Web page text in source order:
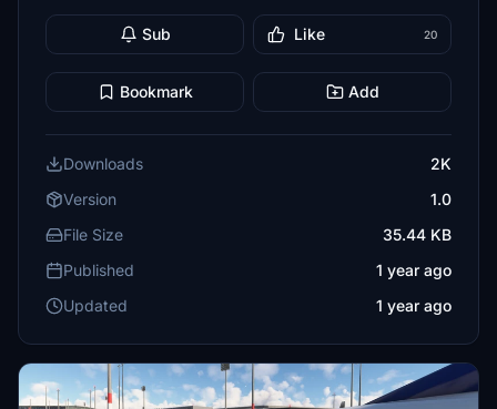
Sub Like 20
Bookmark Add
Downloads
2K
Version
1.0
File Size
35.44 KB
Published
1 year ago
Updated
1 year ago